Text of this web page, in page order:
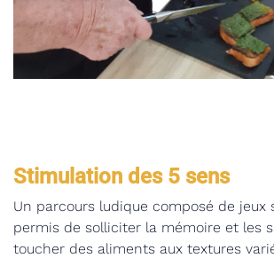
Stimulation des 5 sens
Un parcours ludique composé de jeux
permis de solliciter la mémoire et les
toucher des aliments aux textures